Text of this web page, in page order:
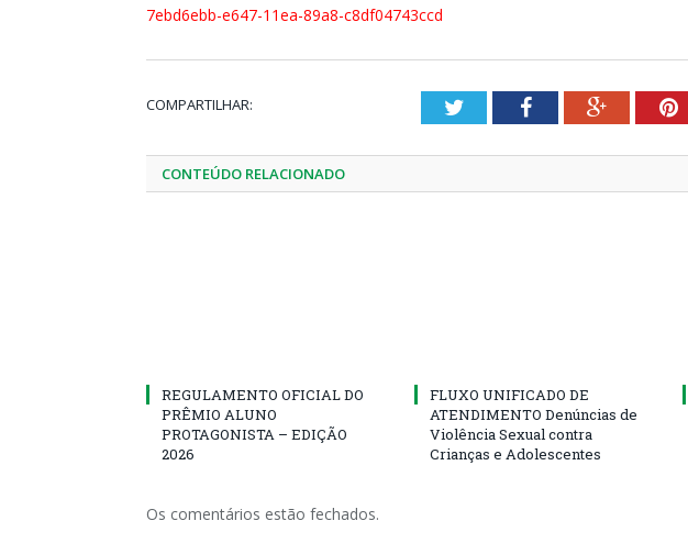
7ebd6ebb-e647-11ea-89a8-c8df04743ccd
COMPARTILHAR: TwitterFacebookGoogle+
CONTEÚDO RELACIONADO
REGULAMENTO OFICIAL DO
PRÊMIO ALUNO
PROTAGONISTA – EDIÇÃO
2026
FLUXO UNIFICADO DE
ATENDIMENTO Denúncias de
Violência Sexual contra
Crianças e Adolescentes
Os comentários estão fechados.